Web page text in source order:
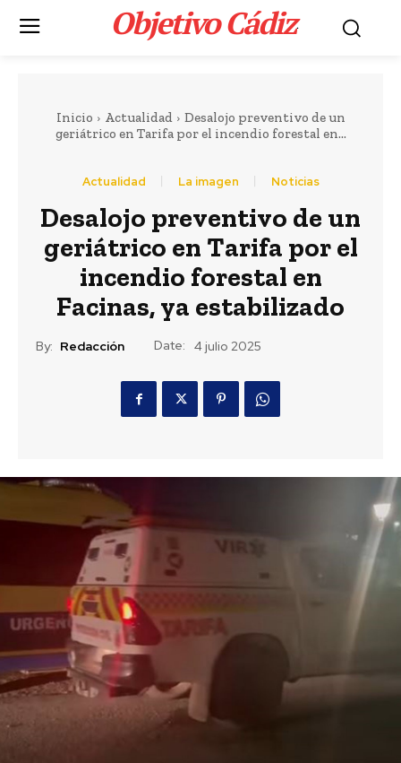
Objetivo Cádiz.
Inicio Actualidad
Desalojo preventivo de un
geriátrico en Tarifa por el incendio forestal en...
Actualidad La imagen Noticias
Desalojo preventivo de un
geriátrico en Tarifa por el
incendio forestal en
Facinas, ya estabilizado
By: Redacción Date: 4 julio 2025